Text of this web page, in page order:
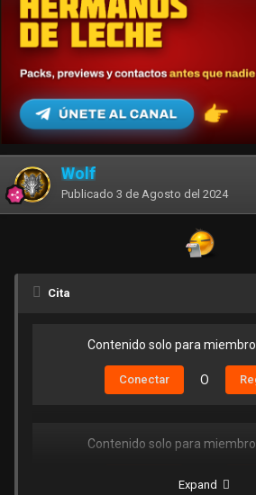
Wolf
Publicado 3 de Agosto del 2024
Cita
Contenido solo para
Conectar O
Contenido solo para
Expand